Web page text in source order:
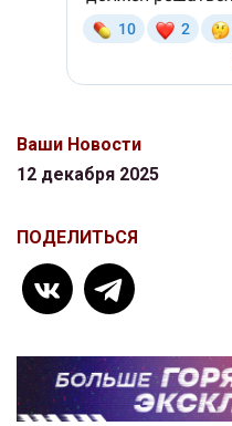
Ваши Новости
12 декабря 2025
ПОДЕЛИТЬСЯ